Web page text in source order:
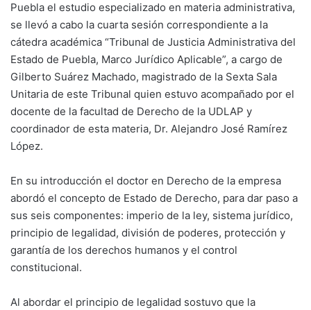
Puebla el estudio especializado en materia administrativa,
se llevó a cabo la cuarta sesión correspondiente a la
cátedra académica “Tribunal de Justicia Administrativa del
Estado de Puebla, Marco Jurídico Aplicable”, a cargo de
Gilberto Suárez Machado, magistrado de la Sexta Sala
Unitaria de este Tribunal quien estuvo acompañado por el
docente de la facultad de Derecho de la UDLAP y
coordinador de esta materia, Dr. Alejandro José Ramírez
López.
En su introducción el doctor en Derecho de la empresa
abordó el concepto de Estado de Derecho, para dar paso a
sus seis componentes: imperio de la ley, sistema jurídico,
principio de legalidad, división de poderes, protección y
garantía de los derechos humanos y el control
constitucional.
Al abordar el principio de legalidad sostuvo que la